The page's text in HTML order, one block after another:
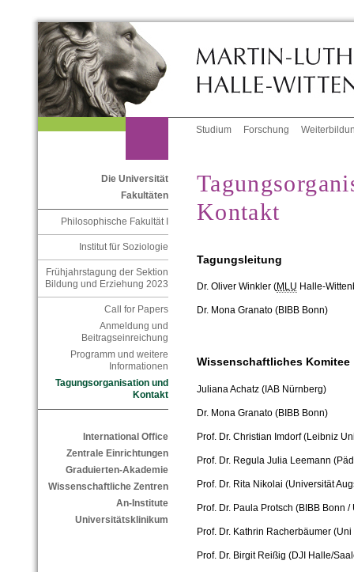
Studium Forschung
Die Universität
Fakultäten
Philosophische Fakultät I
Institut für Soziologie
Frühjahrstagung der Sektion
Bildung und Erziehung 2023
Call for Papers
Anmeldung und
Beitragseinreichung
Programm und weitere
Informationen
Tagungsorganisation und
Kontakt
International Office
Zentrale Einrichtungen
Graduierten-Akademie
Wissenschaftliche Zentren
An-Institute
Universitätsklinikum
Kontakt
Tagungsleitung
Dr. Oliver Winkler (MLU Halle-
Dr. Mona Granato (BIBB Bonn)
Wissenschaftliches Komitee
Juliana Achatz (IAB Nürnberg)
Dr. Mona Granato (BIBB Bonn)
Prof. Dr. Christian Imdorf (Leibniz
Prof. Dr. Regula Julia Leemann
Prof. Dr. Rita Nikolai (Universität
Prof. Dr. Paula Protsch (BIBB Bonn
Prof. Dr. Kathrin Racherbäumer
Prof. Dr. Birgit Reißig (DJI Halle/